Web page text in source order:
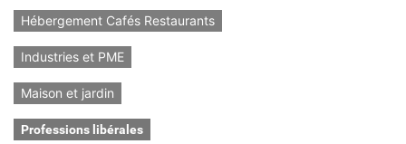
Hébergement Cafés Restaurants
Industries et PME
Maison et jardin
Professions libérales